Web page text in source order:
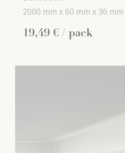
2000 mm x 60 mm x 36 mm
19,49 € / pack